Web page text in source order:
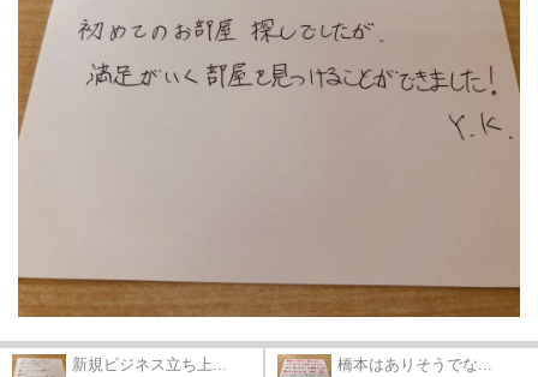
新規ビジネス立ち上... 橋本はありそうでな...